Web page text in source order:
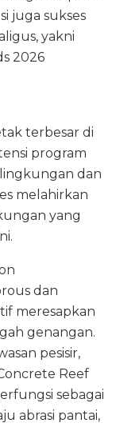
juga sukses
yakni
2026
terbesar di
program
dan
melahirkan
yang
dan
meresapkan
genangan.
pesisir,
Reef
sebagai
abrasi pantai,